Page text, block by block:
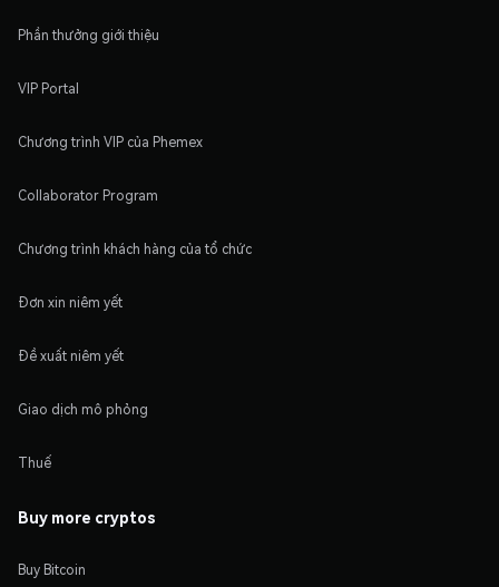
Phần thưởng giới thiệu
VIP Portal
Chương trình VIP của Phemex
Collaborator Program
Chương trình khách hàng của tổ chức
Đơn xin niêm yết
Đề xuất niêm yết
Giao dịch mô phỏng
Thuế
Buy more cryptos
Buy Bitcoin